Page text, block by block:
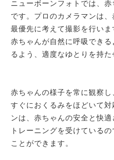
ニューボーンフォトでは、
です。プロのカメラマンは
最優先に考えて撮影を行いま
赤ちゃんが自然に呼吸でき
るよう、適度なゆとりを持た
赤ちゃんの様子を常に観察
すぐにおくるみをほどいて
ンは、赤ちゃんの安全と快
トレーニングを受けている
ことができます。